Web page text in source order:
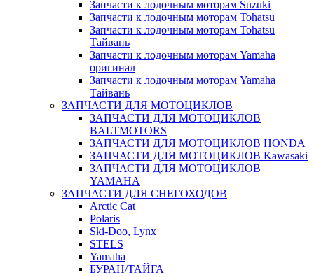
Запчасти к лодочным моторам Suzuki
Запчасти к лодочным моторам Tohatsu
Запчасти к лодочным моторам Tohatsu
Тайвань
Запчасти к лодочным моторам Yamaha
оригинал
Запчасти к лодочным моторам Yamaha
Тайвань
ЗАПЧАСТИ ДЛЯ МОТОЦИКЛОВ
ЗАПЧАСТИ ДЛЯ МОТОЦИКЛОВ
BALTMOTORS
ЗАПЧАСТИ ДЛЯ МОТОЦИКЛОВ HONDA
ЗАПЧАСТИ ДЛЯ МОТОЦИКЛОВ Kawasaki
ЗАПЧАСТИ ДЛЯ МОТОЦИКЛОВ
YAMAHA
ЗАПЧАСТИ ДЛЯ СНЕГОХОДОВ
Arctic Cat
Polaris
Ski-Doo, Lynx
STELS
Yamaha
БУРАН/ТАЙГА